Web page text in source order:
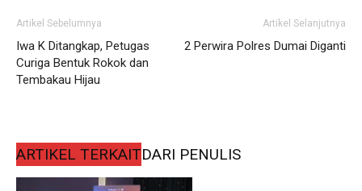
Artikel Sebelumnya
Iwa K Ditangkap, Petugas
Curiga Bentuk Rokok dan
Tembakau Hijau
Artikel Selanjutnya
2 Perwira Polres Dumai Diganti
ARTIKEL TERKAITDARI PENULIS